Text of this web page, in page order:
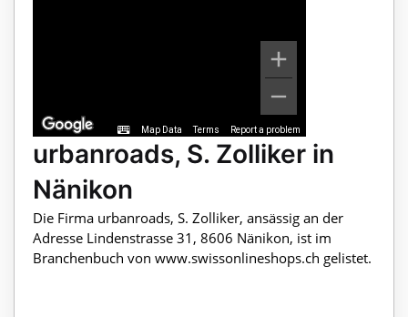
Map Data Terms Report a problem
urbanroads, S. Zolliker in
Nänikon
Die Firma urbanroads, S. Zolliker, ansässig an der
Adresse Lindenstrasse 31, 8606 Nänikon, ist im
Branchenbuch von www.swissonlineshops.ch gelistet.